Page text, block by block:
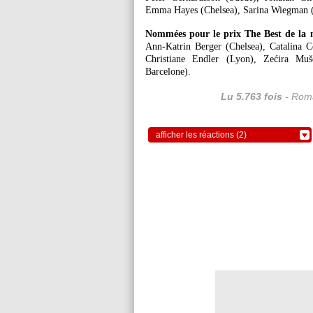
Emma Hayes (Chelsea), Sarina Wiegman
Nommées pour le prix The Best de la
Ann-Katrin Berger (Chelsea), Catalina
Christiane Endler (Lyon), Zećira
Barcelone).
Lu 5.763 fois -
afficher les réactions (2)